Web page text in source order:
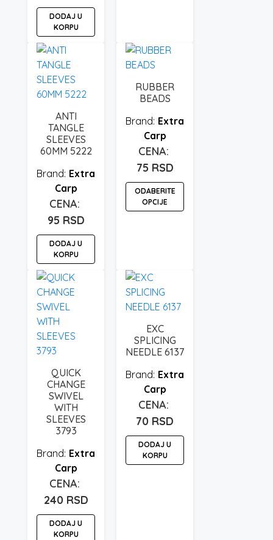
DODAJ U
KORPU
ANTI
TANGLE
SLEEVES
60MM 5222
Extra
Carp
95 RSD
DODAJ U
KORPU
RUBBER
BEADS
Extra
Carp
75 RSD
ODABERITE
OPCIJE
više
varijanti.
Opcije
mogu
izabrane
na
stranici
proizvoda.
QUICK
CHANGE
SWIVEL
WITH
SLEEVES
3793
Extra
Carp
240 RSD
DODAJ U
KORPU
EXC
SPLICING
NEEDLE 6137
Extra
Carp
70 RSD
DODAJ U
KORPU